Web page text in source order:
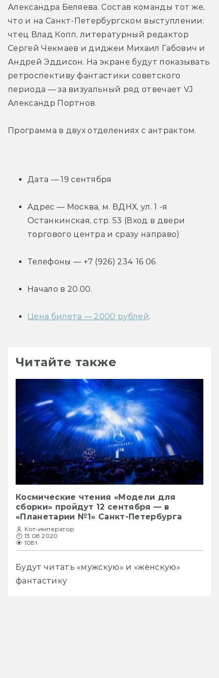
Александра Беляева. Состав команды тот же,
что и на Санкт-Петербургском выступлении:
чтец Влад Копп, литературный редактор
Сергей Чекмаев и диджеи Михаил Габович и
Андрей Эддисон. На экране будут показывать
ретроспективу фантастики советского
периода — за визуальный ряд отвечает VJ
Александр Портнов.
Программа в двух отделениях с антрактом.
Дата — 19 сентября
Адрес — Москва, м. ВДНХ, ул. 1 -я
Останкинская, стр. 53 (Вход в двери
торгового центра и сразу направо)
Телефоны — +7 (926) 234 16 06
Начало в 20.00.
Цена билета — 2000 рублей.
Читайте также
Космические чтения «Модели для
сборки» пройдут 12 сентября — в
«Планетарии №1» Санкт-Петербурга
Кот-император
13.08.2020
1081
Будут читать «мужскую» и «женскую»
фантастику